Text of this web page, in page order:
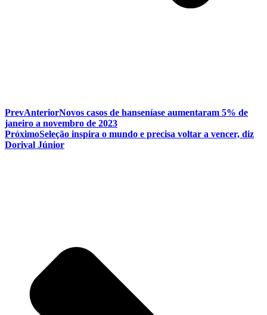
PrevAnteriorNovos casos de hanseníase aumentaram 5% de
janeiro a novembro de 2023
PróximoSeleção inspira o mundo e precisa voltar a vencer, diz
Dorival Júnior